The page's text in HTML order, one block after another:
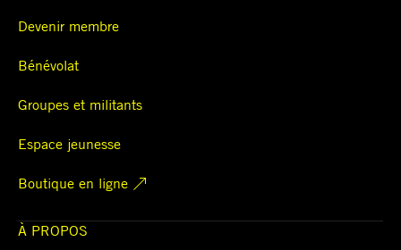
Devenir membre
Bénévolat
Groupes et militants
Espace jeunesse
Boutique en ligne
À PROPOS